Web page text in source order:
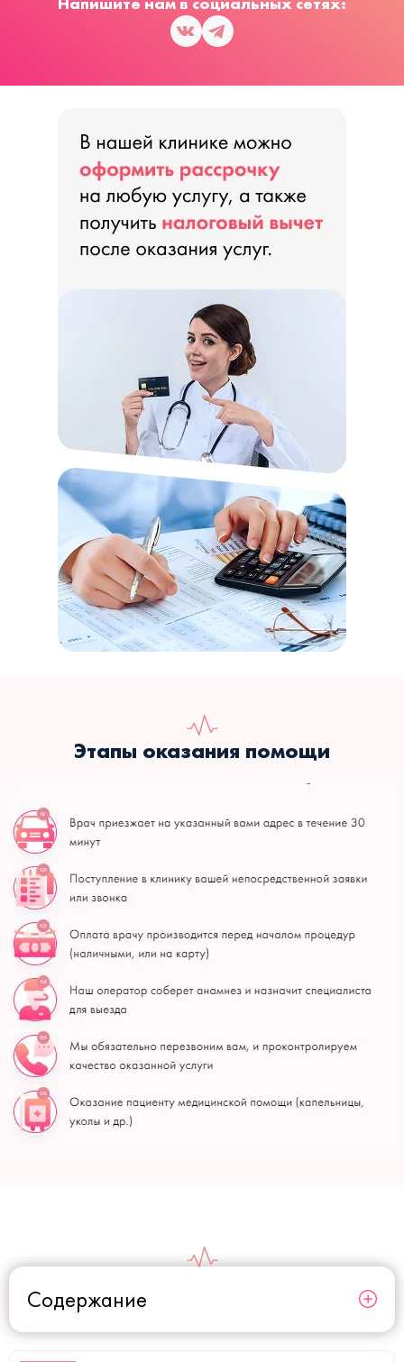
Этапы оказания помощи
Содержание